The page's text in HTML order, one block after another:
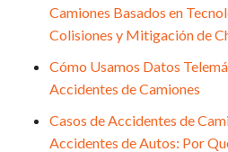
Camiones Basados en
Colisiones y Mitigación de
Cómo Usamos Datos
Accidentes de Camiones
Casos de Accidentes de
Accidentes de Autos: Por